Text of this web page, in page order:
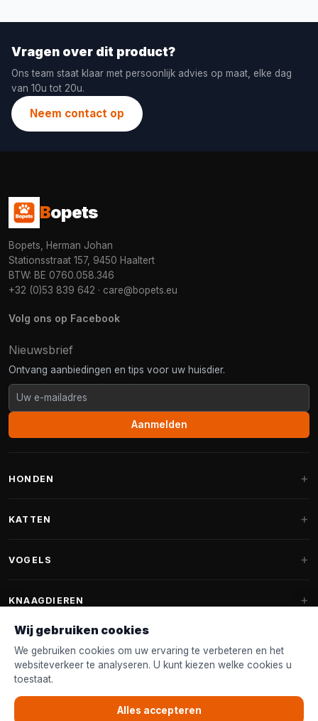
Vragen over dit product?
Ons team staat klaar met persoonlijk advies op maat, elke dag
van 10u tot 20u.
Neem contact op
Bopets
Bopets, Herman Johan
Stationsstraat 157, 9450 Haaltert
BTW: BE 0760.058.346
+32 (0)53 839 642 · care@bopets.eu
Volg ons op Facebook
Nieuwsbrief
Ontvang aanbiedingen en tips voor uw huisdier.
Aanmelden
HONDEN
Fantail hondenmanden
Halsband & Lijn
Shampoo & Verzorging
KATTEN
Krabpalen voor Maine Coon
Krabpaal onderdelen
Krabtonnen
Kattenmanden
VOGELS
Voederhuisjes
Nestkastjes & Nesting
Tuinvogelvoer
KNAAGDIEREN
Konijnenvoer
Knaagdierenvoer
Accessoires
FANTAIL
KLANTENSERVICE
Wij gebruiken cookies
We gebruiken cookies om uw ervaring te verbeteren en het
websiteverkeer te analyseren. U kunt kiezen welke cookies u
toestaat.
Alles accepteren